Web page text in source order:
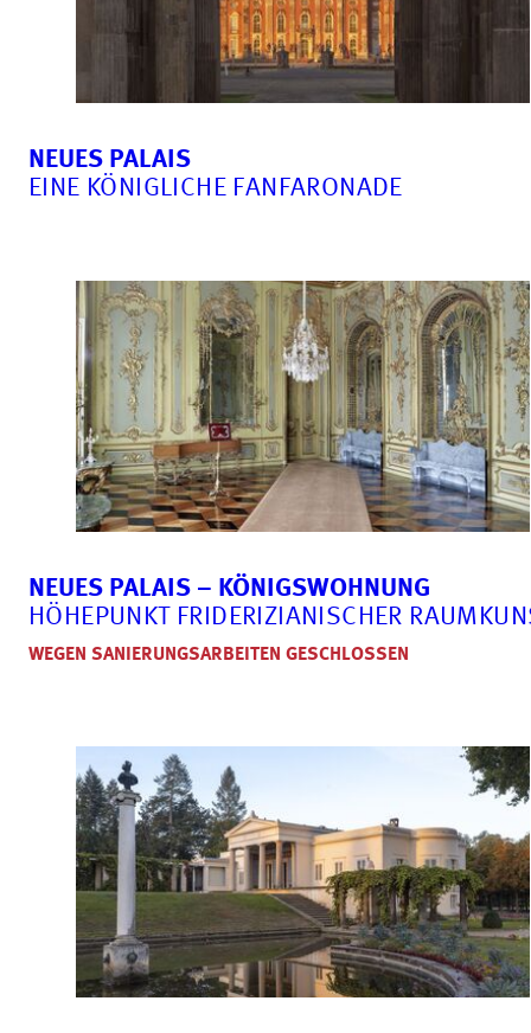
NEUES PALAIS
EINE KÖNIGLICHE FANFARONADE
NEUES PALAIS – KÖNIGSWOHNUNG
HÖHEPUNKT FRIDERIZIANISCHER
WEGEN SANIERUNGSARBEITEN GESCHLOSSEN